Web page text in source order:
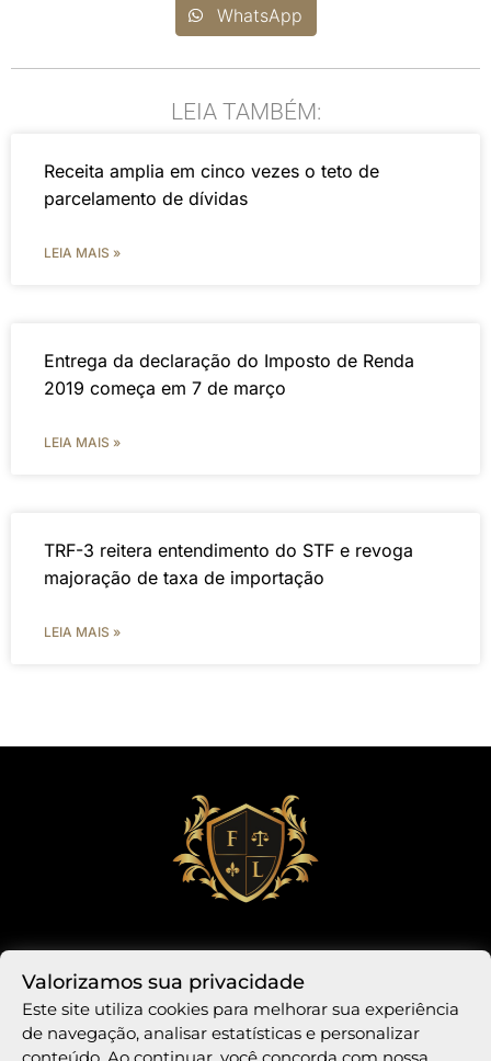
WhatsApp
LEIA TAMBÉM:
Receita amplia em cinco vezes o teto de
parcelamento de dívidas
LEIA MAIS »
Entrega da declaração do Imposto de Renda
2019 começa em 7 de março
LEIA MAIS »
TRF-3 reitera entendimento do STF e revoga
majoração de taxa de importação
LEIA MAIS »
Valorizamos sua privacidade
Este site utiliza cookies para melhorar sua experiência
de navegação, analisar estatísticas e personalizar
conteúdo. Ao continuar, você concorda com nossa